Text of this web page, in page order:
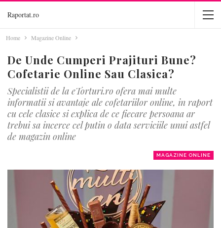
Raportat.ro
Home Magazine Online
De Unde Cumperi Prajituri Bune?
Cofetarie Online Sau Clasica?
Specialistii de la eTorturi.ro ofera mai multe
informatii si avantaje ale cofetariilor online, in raport
cu cele clasice si explica de ce fiecare persoana ar
trebui sa incerce cel putin o data serviciile unui astfel
de magazin online
MAGAZINE ONLINE